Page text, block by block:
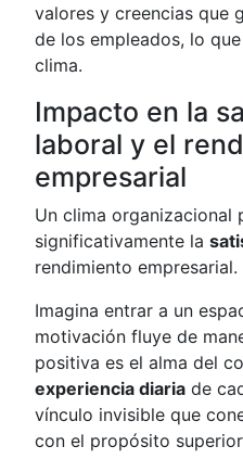
valores y creencias que
de los empleados, lo
clima.
Impacto en la
laboral y el
empresarial
Un clima organizacional
significativamente la
rendimiento empresarial.
Imagina entrar a un
motivación fluye de
positiva es el alma del
experiencia diaria de
vínculo invisible que
con el propósito